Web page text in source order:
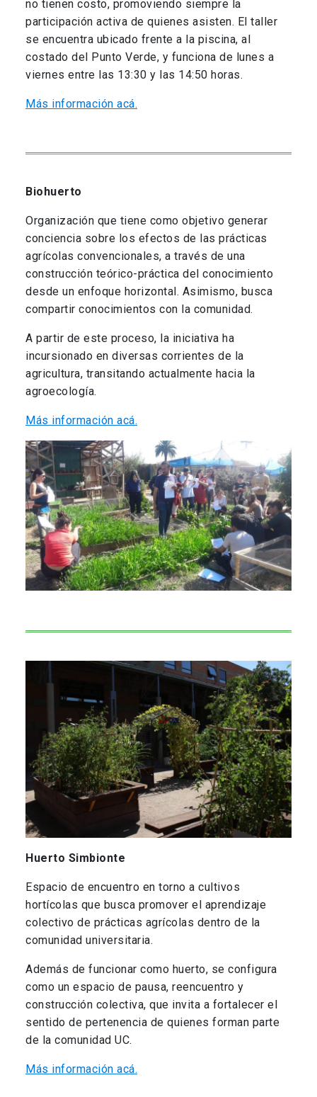
no tienen costo, promoviendo siempre la
participación activa de quienes asisten. El taller
se encuentra ubicado frente a la piscina, al
costado del Punto Verde, y funciona de lunes a
viernes entre las 13:30 y las 14:50 horas.
Más información acá.
Biohuerto
Organización que tiene como objetivo generar
conciencia sobre los efectos de las prácticas
agrícolas convencionales, a través de una
construcción teórico-práctica del conocimiento
desde un enfoque horizontal. Asimismo, busca
compartir conocimientos con la comunidad.
A partir de este proceso, la iniciativa ha
incursionado en diversas corrientes de la
agricultura, transitando actualmente hacia la
agroecología.
Más información acá.
Huerto Simbionte
Espacio de encuentro en torno a cultivos
hortícolas que busca promover el aprendizaje
colectivo de prácticas agrícolas dentro de la
comunidad universitaria.
Además de funcionar como huerto, se configura
como un espacio de pausa, reencuentro y
construcción colectiva, que invita a fortalecer el
sentido de pertenencia de quienes forman parte
de la comunidad UC.
Más información acá.